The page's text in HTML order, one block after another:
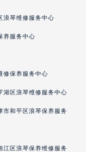
浪琴维修服务中心
养服务中心
修保养服务中心
湖区浪琴维修服务中心
市和平区浪琴保养服务
江区浪琴保养维修服务